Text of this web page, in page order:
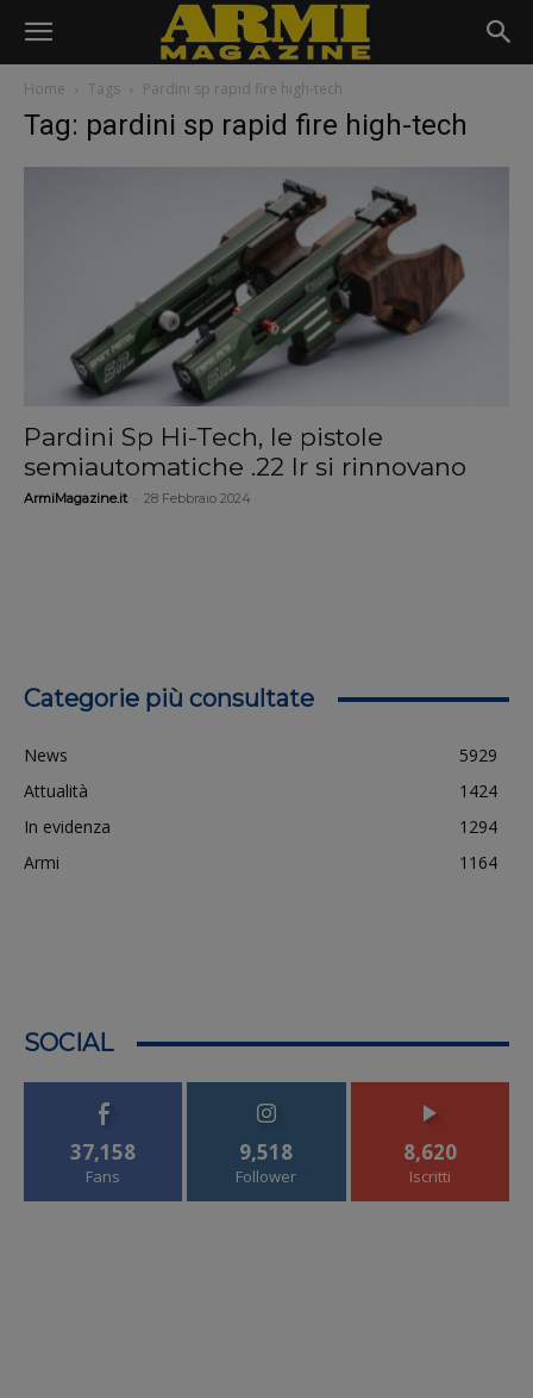
Home Tags Pardini sp rapid fire high-tech
Tag: pardini sp rapid fire high-tech
Pardini Sp Hi-Tech, le pistole
semiautomatiche .22 lr si rinnovano
ArmiMagazine.it 28 Febbraio 2024
Categorie più consultate
News
5929
Attualità
1424
In evidenza
1294
Armi
1164
SOCIAL
37,158
Fans
9,518
Follower
8,620
Iscritti